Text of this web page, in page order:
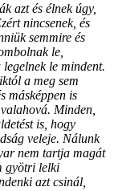
azt és élnek úgy,
nincsenek, és
semmire és
le,
le mindent.
a meg sem
másképpen is
Minden,
is, hogy
veleje. Nálunk
nem tartja magát
gyötri lelki
azt csinál,